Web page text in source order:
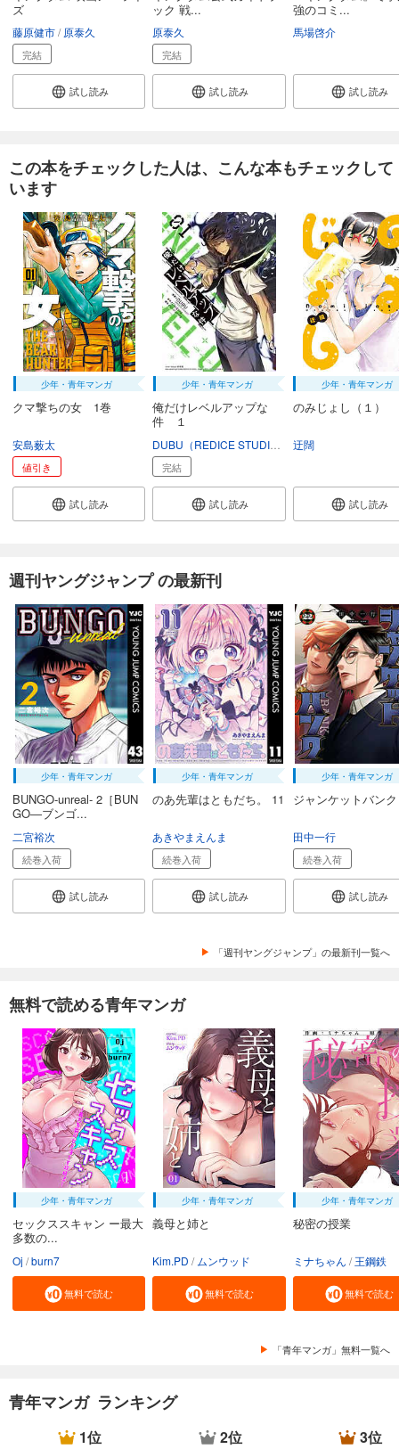
679 円 (税込)
カート
あらすじを表示する
キングダム 67
キングダム 68
679円 (税込)
カート
試し読み
あらすじを表示する
キングダム 69
679円 (税込)
あらすじを表示する
キングダム 70
679
カート
あらすじを表示する
キングダム 71
679円 (税込)
カート
試し読み
あらすじを表示する
キングダム 72
679円 (税込)
カート
あらすじを表示する
キングダム 73
731
試し読み
キングダム 74
731円 (税込)
カート
試し読み
あらすじを表示する
キングダム 75
731円 (税込)
カート
試し読み
あらすじを表示する
キングダム 76
731円 (税込)
カート
731 円 (税込)
ズ
藤原健市 原泰久
完結
試し読み
ック 戦...
原泰久
完結
試し読み
強のコミ...
馬場啓介
試し読み
この本をチェックした人は、こんな本もチェックして
います
少年・青年マンガ
クマ撃ちの女 1巻
安島薮太
値引き
試し読み
少年・青年マンガ
俺だけレベルアップな
件 １
Chugong
完結
試し読み
少年・青年マンガ
のみじょし（１）
迂闊
試し読み
週刊ヤングジャンプ の最新刊
少年・青年マンガ
BUNGO-unreal- 2［BUN
GO―ブンゴ...
二宮裕次
続巻入荷
試し読み
少年・青年マンガ
のあ先輩はともだち。 11
あきやまえんま
続巻入荷
試し読み
少年・青年マンガ
ジャンケットバン
田中一行
続巻入荷
試し読み
「週刊ヤングジャンプ」の最新刊一覧へ
無料で読める青年マンガ
少年・青年マンガ
セックススキャン ー最大
多数の...
Oj burn7
無料で読む
少年・青年マンガ
義母と姉と
Kim.PD ムンウッド
無料で読む
少年・青年マンガ
秘密の授業
ミナちゃん 王鋼鉄
無料で読む
「青年マンガ」無料一覧へ
青年マンガ ランキング
1位 2位 3位